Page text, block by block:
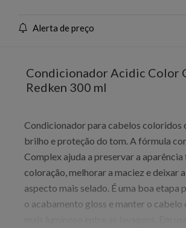
Alerta de preço
Condicionador Acidic Color
Redken 300 ml
Condicionador para cabelos coloridos
brilho e proteção do tom. A fórmula
Complex ajuda a preservar a aparência
coloração, melhorar a maciez e deixar
aspecto mais selado. É uma boa etapa
o acabamento gloss e manter o cabelo